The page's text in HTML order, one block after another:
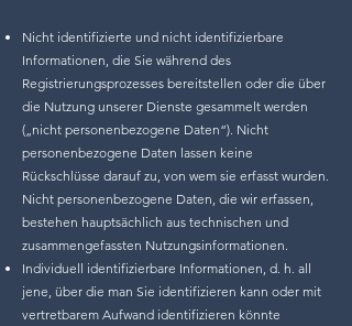
Nicht identifizierte und nicht identifizierbare
Informationen, die Sie während des
Registrierungsprozesses bereitstellen oder die über
die Nutzung unserer Dienste gesammelt werden
(„nicht personenbezogene Daten“). Nicht
personenbezogene Daten lassen keine
Rückschlüsse darauf zu, von wem sie erfasst wurden.
Nicht personenbezogene Daten, die wir erfassen,
bestehen hauptsächlich aus technischen und
zusammengefassten Nutzungsinformationen.
Individuell identifizierbare Informationen, d. h. all
jene, über die man Sie identifizieren kann oder mit
vertretbarem Aufwand identifizieren könnte